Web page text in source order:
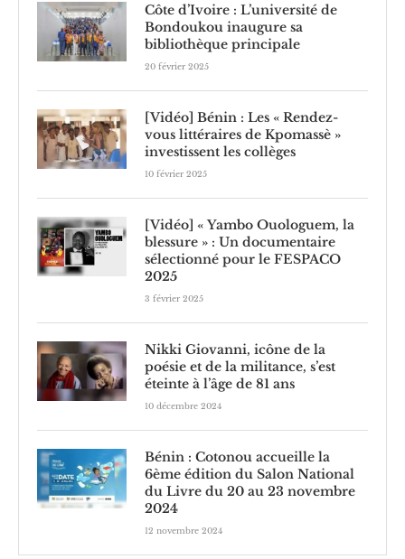
Côte d’Ivoire : L’université de
Bondoukou inaugure sa
bibliothèque principale
20 février 2025
[Vidéo] Bénin : Les « Rendez-
vous littéraires de Kpomassè »
investissent les collèges
10 février 2025
[Vidéo] « Yambo Ouologuem, la
blessure » : Un documentaire
sélectionné pour le FESPACO
2025
3 février 2025
Nikki Giovanni, icône de la
poésie et de la militance, s’est
éteinte à l’âge de 81 ans
10 décembre 2024
Bénin : Cotonou accueille la
6ème édition du Salon National
du Livre du 20 au 23 novembre
2024
12 novembre 2024